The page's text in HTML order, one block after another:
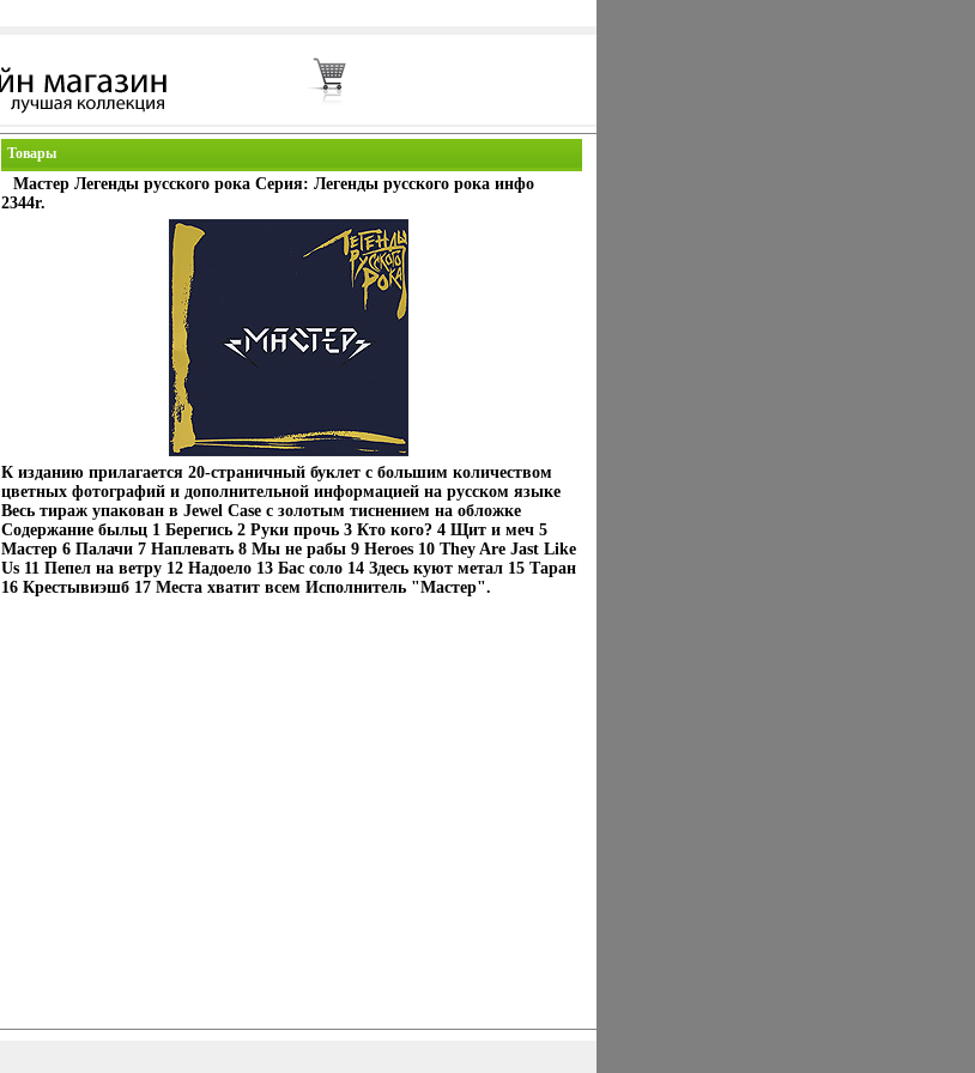
Товары
Мастер Легенды русского рока Серия: Легенды русского рока инфо
2344r.
К изданию прилагается 20-страничный буклет с большим количеством
цветных фотографий и дополнительной информацией на русском языке
Весь тираж упакован в Jewel Case с золотым тиснением на обложке
Содержание быльц 1 Берегись 2 Руки прочь 3 Кто кого? 4 Щит и меч 5
Мастер 6 Палачи 7 Наплевать 8 Мы не рабы 9 Heroes 10 They Are Jast Like
Us 11 Пепел на ветру 12 Надоело 13 Бас соло 14 Здесь куют метал 15 Таран
16 Крестывиэшб 17 Места хватит всем Исполнитель "Мастер".